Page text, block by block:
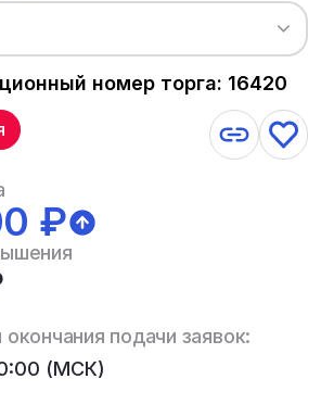
номер торга: 16420
₽
подачи заявок:
(МСК)